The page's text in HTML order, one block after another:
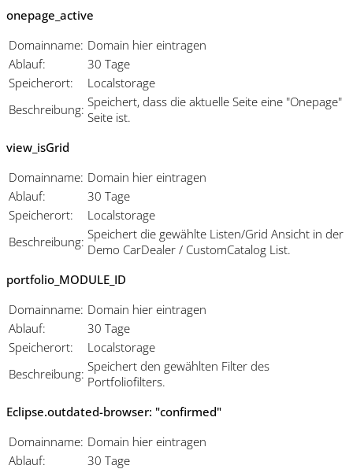
onepage_active
Domainname: Domain hier eintragen
Ablauf:
30 Tage
Speicherort:
Localstorage
Beschreibung: Speichert, dass die aktuelle Seite eine "Onepage"
Seite ist.
view_isGrid
Domainname: Domain hier eintragen
Ablauf:
30 Tage
Speicherort:
Localstorage
Beschreibung: Speichert die gewählte Listen/Grid Ansicht in der
Demo CarDealer / CustomCatalog List.
portfolio_MODULE_ID
Domainname: Domain hier eintragen
Ablauf:
30 Tage
Speicherort:
Localstorage
Beschreibung: Speichert den gewählten Filter des
Portfoliofilters.
Eclipse.outdated-browser: "confirmed"
Domainname: Domain hier eintragen
Ablauf:
30 Tage